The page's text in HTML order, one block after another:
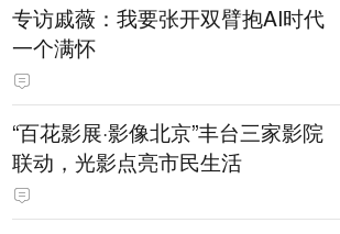
专访戚薇：我要张开双臂抱AI时代
一个满怀
“百花影展·影像北京”丰台三家影院
联动，光影点亮市民生活